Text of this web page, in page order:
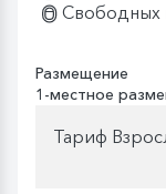
Свободных
Размещение
1-местное
Тариф